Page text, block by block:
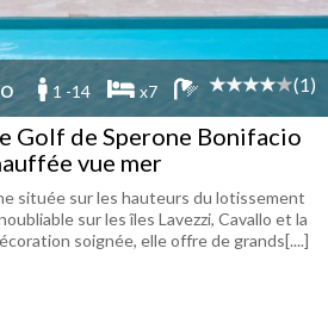
1 -14 x7 (1)
Golf de Sperone Bonifacio
vue mer
située sur les hauteurs du lotissement
sur les îles Lavezzi, Cavallo et la
soignée, elle offre de grands[....]